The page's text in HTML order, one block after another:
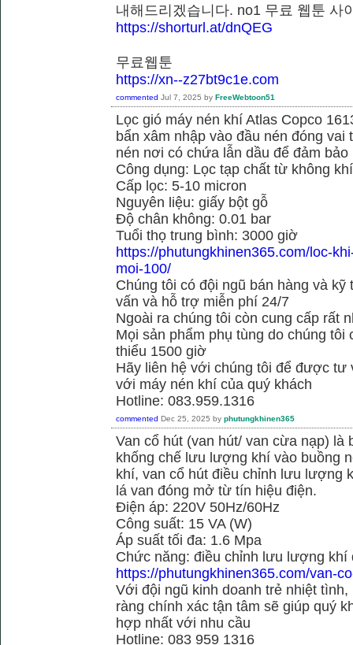
내해드리겠습니다. no1 무료 웹
https://shorturl.at/dnQEG
무료웹툰
https://xn--z27bt9c1e.com
commented Jul 7, 2025 by FreeWebtoon51
Lọc gió máy nén khí Atlas Copco
bẩn xâm nhập vào đầu nén đóng
nén nơi có chứa lẫn dầu để đảm
Công dụng: Lọc tạp chất từ không
Cấp lọc: 5-10 micron
Nguyên liệu: giấy bột gỗ
Độ chân không: 0.01 bar
Tuổi thọ trung bình: 3000 giờ
https://phutungkhinen365.com/loc-
moi-100/
Chúng tôi có đội ngũ bán hàng và
vấn và hỗ trợ miễn phí 24/7
Ngoài ra chúng tôi còn cung cấp rất
Mọi sản phẩm phụ tùng do chúng
thiểu 1500 giờ
Hãy liên hệ với chúng tôi để được tư
với máy nén khí của quý khách
Hotline: 083.959.1316
commented Dec 25, 2025 by phutungkhinen365
Van cổ hút (van hút/ van cừa nạp) là
khống chế lưu lượng khí vào buồng
khí, van cổ hút điều chỉnh lưu lượng
lá van đóng mở từ tín hiệu điện.
Điện áp: 220V 50Hz/60Hz
Công suất: 15 VA (W)
Áp suất tối đa: 1.6 Mpa
Chức năng: điều chỉnh lưu lượng khí
https://phutungkhinen365.com/van-
Với đội ngũ kinh doanh trẻ nhiệt
ràng chính xác tận tâm sẽ giúp quý
hợp nhất với nhu cầu
Hotline: 083 959 1316